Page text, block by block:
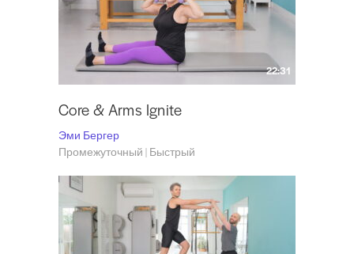
22:31
Core & Arms Ignite
Эми Бергер
Промежуточный | Быстрый